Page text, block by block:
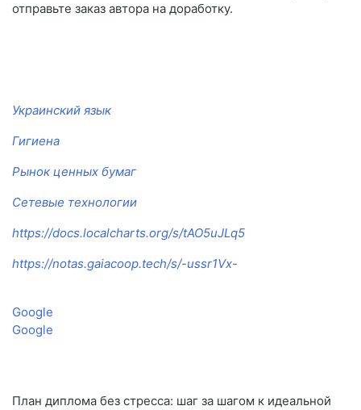
отправьте заказ автора на доработку.
Украинский язык
Гигиена
Рынок ценных бумаг
Сетевые технологии
https://docs.localcharts.org/s/tAO5uJLq5
https://notas.gaiacoop.tech/s/-ussr1Vx-
Google
Google
План диплома без стресса: шаг за шагом к идеальной